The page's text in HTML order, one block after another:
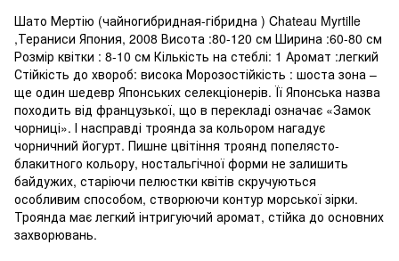
Шато Мертію (чайногибридная-гібридна ) Chateau Myrtille
,Тераниси Япония, 2008 Висота :80-120 см Ширина :60-80 см
Розмір квітки : 8-10 см Кількість на стеблі: 1 Аромат :легкий
Стійкість до хвороб: висока Морозостійкість : шоста зона –
ще один шедевр Японських селекціонерів. Її Японська назва
походить від французької, що в перекладі означає «Замок
чорниці». І насправді троянда за кольором нагадує
чорничний йогурт. Пишне цвітіння троянд попелясто-
блакитного кольору, ностальгічної форми не залишить
байдужих, старіючи пелюстки квітів скручуються
особливим способом, створюючи контур морської зірки.
Троянда має легкий інтригуючий аромат, стійка до основних
захворювань.